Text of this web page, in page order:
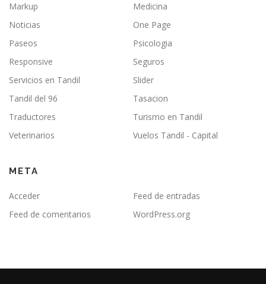
Markup
Medicina
Noticias
One Page
Paseos
Psicologia
Responsive
Seguros
Servicios en Tandil
Slider
Tandil del 96
Tasacion
Traductores
Turismo en Tandil
Veterinarios
Vuelos Tandil - Capital
META
Acceder
Feed de entradas
Feed de comentarios
WordPress.org